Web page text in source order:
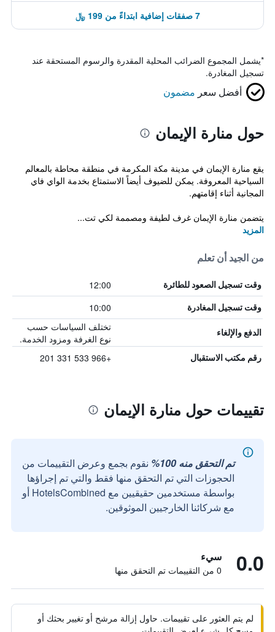
7 صفقات إضافية ابتداءً من 199 ﷼
*يشمل المجموع الضرائب المحلية المقدرة والرسوم المستحقة عند
تسجيل المغادرة.
أفضل سعر مضمون
حول منارة الإيمان
يقع منارة الإيمان في مدينة مكة المكرمة في منطقة محاطة بالمعالم
السياحية المعروفة. يمكن للضيوف أيضاً الاستمتاع بخدمة الواي فاي
المجانية أثناء إقامتهم.
يتضمن منارة الإيمان غرف لطيفة ومصممة لكي تت...
المزيد
من الجيد أن تعلم
وقت تسجيل الصعود للطائرة 12:00
وقت تسجيل المغادرة 10:00
الدفع والإلغاء
تختلف السياسات حسب
نوع الغرفة ومزود الخدمة.
رقم مكتب الاستقبال +966 533 331 201
تقييمات حول منارة الإيمان
تم التحقق منه 100%
نقوم بجمع وعرض التقييمات من
الحجوزات التي تم التحقق منها فقط والتي تم إجراؤها
بواسطة مستخدمين حقيقيين مع HotelsCombined أو
مع شركائنا الخارجيين الموثوقين.
0.0 سيء
0 من التقييمات تم التحقق منها
لم يتم العثور على تقييمات. حاول إزالة مرشح أو تغيير بحثك أو